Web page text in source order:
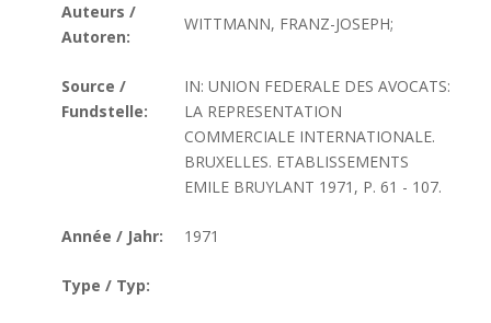
Auteurs /
Autoren:
WITTMANN, FRANZ-JOSEPH;
Source /
Fundstelle:
IN: UNION FEDERALE DES AVOCATS:
LA REPRESENTATION
COMMERCIALE INTERNATIONALE.
BRUXELLES. ETABLISSEMENTS
EMILE BRUYLANT 1971, P. 61 - 107.
Année / Jahr: 1971
Type / Typ: